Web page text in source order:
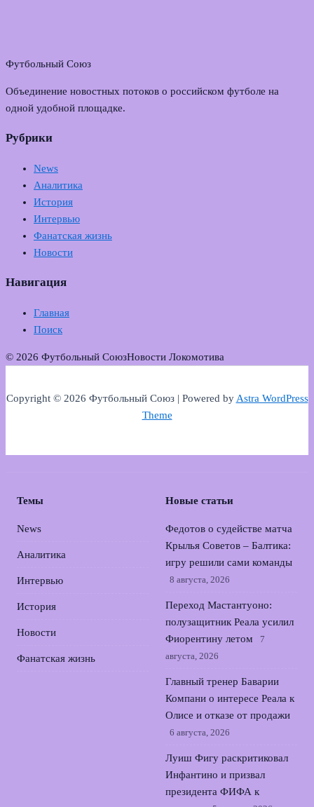
Футбольный Союз
Объединение новостных потоков о российском футболе на
одной удобной площадке.
Рубрики
News
Аналитика
История
Интервью
Фанатская жизнь
Новости
Навигация
Главная
Поиск
© 2026 Футбольный СоюзНовости Локомотива
Copyright © 2026 Футбольный Союз | Powered byAstra WordPress
Theme
Темы
News
Аналитика
Интервью
История
Новости
Фанатская жизнь
Новые статьи
Федотов о судействе матча
Крылья Советов – Балтика:
игру решили сами команды
8 августа, 2026
Переход Мастантуоно:
полузащитник Реала усилил
Фиорентину летом
7
августа, 2026
Главный тренер Баварии
Компани о интересе Реала к
Олисе и отказе от продажи
6 августа, 2026
Луиш Фигу раскритиковал
Инфантино и призвал
президента ФИФА к